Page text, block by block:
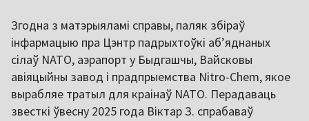
Згодна з матэрыяламі справы, паляк збіраў
інфармацыю пра Цэнтр падрыхтоўкі аб’яднаных
сілаў NATO, аэрапорт у Быдгашчы, Вайсковы
авіяцыйны завод і прадпрыемства Nitro-Chem, якое
вырабляе тратыл для краінаў NATO. Перадаваць
звесткі ўвесну 2025 года Віктар З. спрабаваў